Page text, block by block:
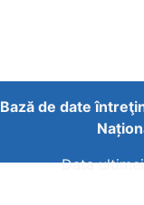
Bază de date
Data